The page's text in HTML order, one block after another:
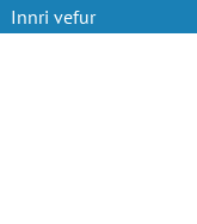
Innri vefur